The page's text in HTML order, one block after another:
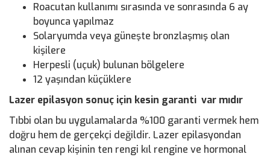
Roacutan kullanımı sırasında ve sonrasında 6 ay
boyunca yapılmaz
Solaryumda veya güneşte bronzlaşmış olan
kişilere
Herpesli (uçuk) bulunan bölgelere
12 yaşından küçüklere
Lazer epilasyon sonuç için kesin garanti var mıdır
Tıbbi olan bu uygulamalarda %100 garanti vermek hem
doğru hem de gerçekçi değildir. Lazer epilasyondan
alınan cevap kişinin ten rengi kıl rengine ve hormonal